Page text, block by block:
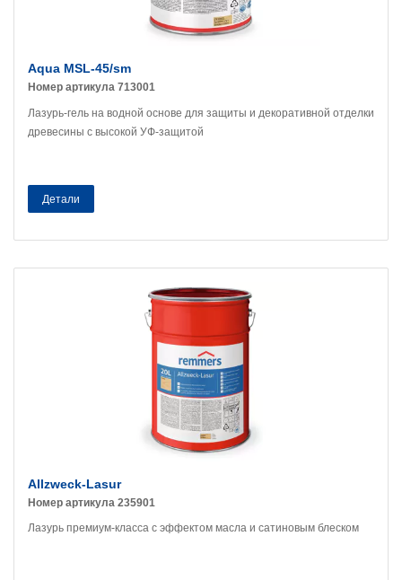
Aqua MSL-45/sm
Номер артикула 713001
Лазурь-гель на водной основе для защиты и декоративной отделки
древесины с высокой УФ-защитой
Детали
Allzweck-Lasur
Номер артикула 235901
Лазурь премиум-класса с эффектом масла и сатиновым блеском